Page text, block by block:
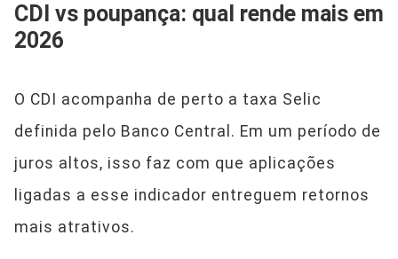
CDI vs poupança: qual rende mais em
2026
O CDI acompanha de perto a taxa Selic
definida pelo Banco Central. Em um período de
juros altos, isso faz com que aplicações
ligadas a esse indicador entreguem retornos
mais atrativos.